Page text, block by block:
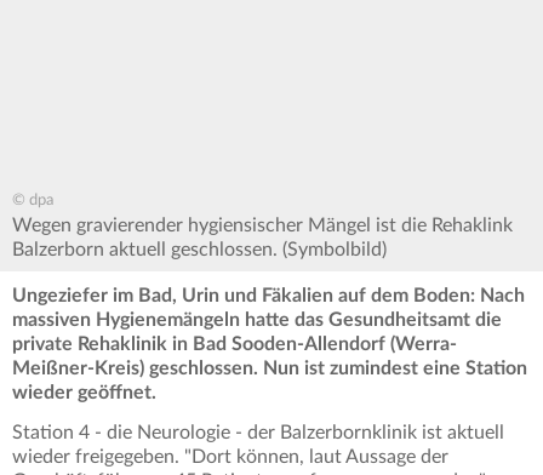
© dpa
Wegen gravierender hygiensischer Mängel ist die Rehaklink
Balzerborn aktuell geschlossen. (Symbolbild)
Ungeziefer im Bad, Urin und Fäkalien auf dem Boden: Nach
massiven Hygienemängeln hatte das Gesundheitsamt die
private Rehaklinik in Bad Sooden-Allendorf (Werra-
Meißner-Kreis) geschlossen. Nun ist zumindest eine Station
wieder geöffnet.
Station 4 - die Neurologie - der Balzerbornklinik ist aktuell
wieder freigegeben. "Dort können, laut Aussage der